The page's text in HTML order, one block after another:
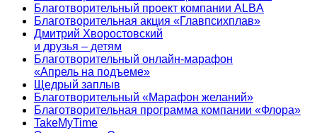
Благотворительный проект компании ALBA
Благотворительная акция «Главпсихплав»
Дмитрий Хворостовский
и друзья – детям
Благотворительный онлайн‑марафон
«Апрель на подъеме»
Щедрый заплыв
Благотворительный «Марафон желаний»
Благотворительная программа компании «Флора»
TakeMyTime